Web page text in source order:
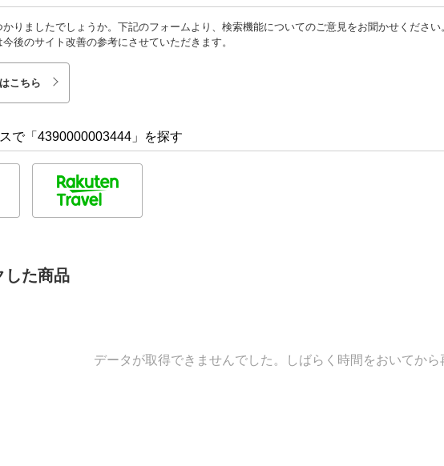
りましたでしょうか。下記のフォームより、検索機能についてのご意見をお聞かせください
後のサイト改善の参考にさせていただきます。
こちら
で「4390000003444」を探す
した商品
データが取得できませんでした。しばらく時間をおいてから